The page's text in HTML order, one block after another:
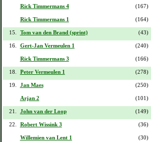
Rick Timmermans 4 (167)
Rick Timmermans 1 (164)
15. Tom van den Brand (sprint) (43)
16. Gert-Jan Vermeulen 1 (240)
Rick Timmermans 3 (166)
18. Peter Vermeulen 1 (278)
19. Jan Maes (250)
Arjan 2 (101)
21. John van der Loop (149)
22. Robert Wissink 3 (36)
Willemien van Lent 1 (30)